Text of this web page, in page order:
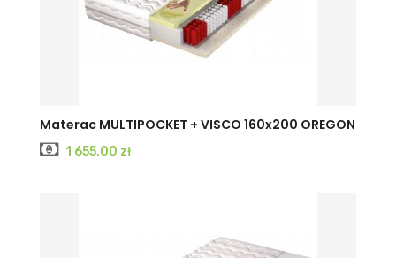
Materac MULTIPOCKET + VISCO 160x200 OREGON
Cena
1 655,00 zł